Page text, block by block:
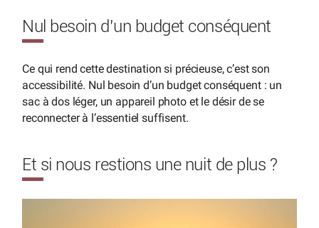
Nul besoin d’un budget conséquent
Ce qui rend cette destination si précieuse, c’est son
accessibilité. Nul besoin d’un budget conséquent : un
sac à dos léger, un appareil photo et le désir de se
reconnecter à l’essentiel suffisent.
Et si nous restions une nuit de plus ?